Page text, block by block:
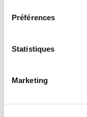
Préférences
Statistiques
Marketing
Avis
prix et les
Veuillez noter